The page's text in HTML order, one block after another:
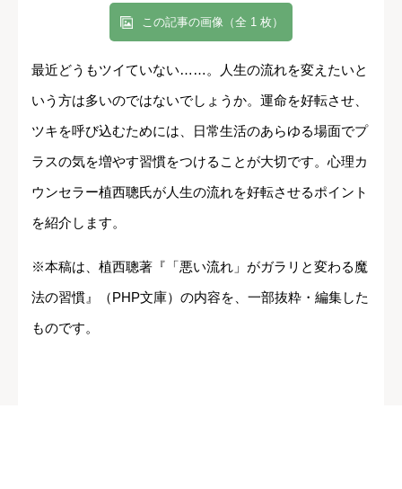
この記事の画像（全 1 枚）
最近どうもツイていない……。人生の流れを変えたいと
いう方は多いのではないでしょうか。運命を好転させ、
ツキを呼び込むためには、日常生活のあらゆる場面でプ
ラスの気を増やす習慣をつけることが大切です。心理カ
ウンセラー植西聰氏が人生の流れを好転させるポイント
を紹介します。
※本稿は、植西聰著『「悪い流れ」がガラリと変わる魔
法の習慣』（PHP文庫）の内容を、一部抜粋・編集した
ものです。